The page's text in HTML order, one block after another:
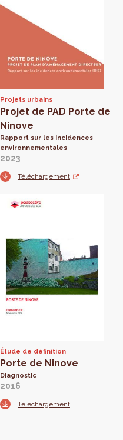
Projets urbains
Projet de PAD Porte de
Ninove
Rapport sur les incidences
environnementales
2023
Téléchargement
Étude de définition
Porte de Ninove
Diagnostic
2016
Téléchargement